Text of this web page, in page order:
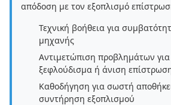
απόδοση με τον εξοπλισμό
Τεχνική βοήθεια για
μηχανής
Αντιμετώπιση προβλημάτων
ξεφλούδισμα ή άνιση
Καθοδήγηση για σωστή
συντήρηση εξοπλισμού